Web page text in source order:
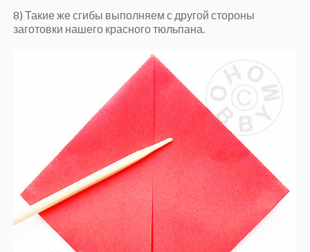
8) Такие же сгибы выполняем с другой стороны
заготовки нашего красного тюльпана.